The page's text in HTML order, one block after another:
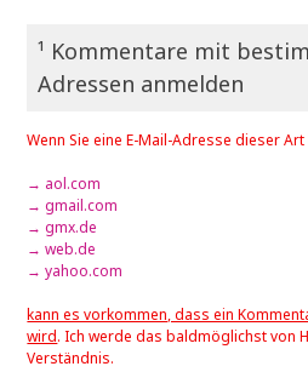
¹ Kommentare mit
Adressen anmelden
Wenn Sie eine E-Mail-Adresse dieser Art
→ aol.com
→ gmail.com
→ gmx.de
→ web.de
→ yahoo.com
kann es vorkommen, dass ein
wird. Ich werde das baldmöglichst von
Verständnis.